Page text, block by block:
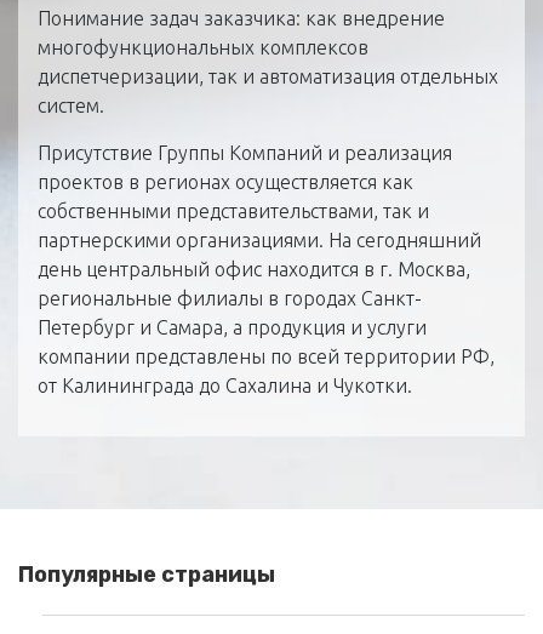
Понимание задач заказчика: как внедрение
многофункциональных комплексов
диспетчеризации, так и автоматизация отдельных
систем.
Присутствие Группы Компаний и реализация
проектов в регионах осуществляется как
собственными представительствами, так и
партнерскими организациями. На сегодняшний
день центральный офис находится в г. Москва,
региональные филиалы в городах Санкт-
Петербург и Самара, а продукция и услуги
компании представлены по всей территории РФ,
от Калининграда до Сахалина и Чукотки.
Популярные страницы